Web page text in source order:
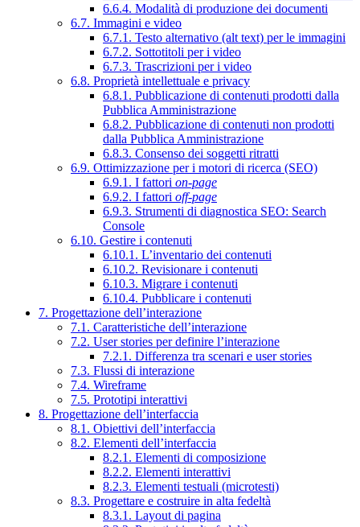
6.6.4. Modalità di produzione dei documenti
6.7. Immagini e video
6.7.1. Testo alternativo (alt text) per le immagini
6.7.2. Sottotitoli per i video
6.7.3. Trascrizioni per i video
6.8. Proprietà intellettuale e privacy
6.8.1. Pubblicazione di contenuti prodotti dalla
Pubblica Amministrazione
6.8.2. Pubblicazione di contenuti non prodotti
dalla Pubblica Amministrazione
6.8.3. Consenso dei soggetti ritratti
6.9. Ottimizzazione per i motori di ricerca (SEO)
6.9.1. I fattori on-page
6.9.2. I fattori off-page
6.9.3. Strumenti di diagnostica SEO: Search
Console
6.10. Gestire i contenuti
6.10.1. L’inventario dei contenuti
6.10.2. Revisionare i contenuti
6.10.3. Migrare i contenuti
6.10.4. Pubblicare i contenuti
7. Progettazione dell’interazione
7.1. Caratteristiche dell’interazione
7.2. User stories per definire l’interazione
7.2.1. Differenza tra scenari e user stories
7.3. Flussi di interazione
7.4. Wireframe
7.5. Prototipi interattivi
8. Progettazione dell’interfaccia
8.1. Obiettivi dell’interfaccia
8.2. Elementi dell’interfaccia
8.2.1. Elementi di composizione
8.2.2. Elementi interattivi
8.2.3. Elementi testuali (microtesti)
8.3. Progettare e costruire in alta fedeltà
8.3.1. Layout di pagina